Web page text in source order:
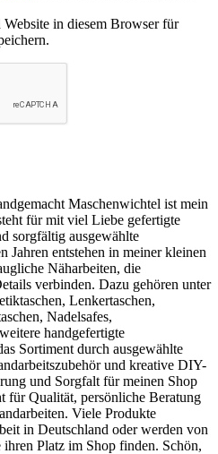
in diesem Browser für
Maschenwichtel ist mein
für mit viel Liebe gefertigte
sorgfältig ausgewählte
Jahren entstehen in meiner kleinen
Näharbeiten, die
verbinden. Dazu gehören unter
Lenkertaschen,
Nadelsafes,
handgefertigte
Sortiment durch ausgewählte
und kreative DIY-
und Sorgfalt für meinen Shop
für Qualität, persönliche Beratung
Viele Produkte
in Deutschland oder werden von
Platz im Shop finden. Schön,